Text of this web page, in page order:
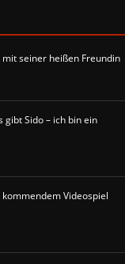
seiner heißen Freundin
gibt Sido – ich bin ein
Videospiel